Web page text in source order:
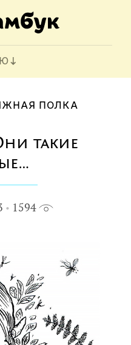
ПОЛКА
такие
1594